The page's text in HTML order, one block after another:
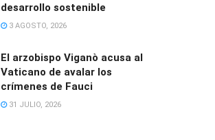
desarrollo sostenible
3 AGOSTO, 2026
El arzobispo Viganò acusa al
Vaticano de avalar los
crímenes de Fauci
31 JULIO, 2026